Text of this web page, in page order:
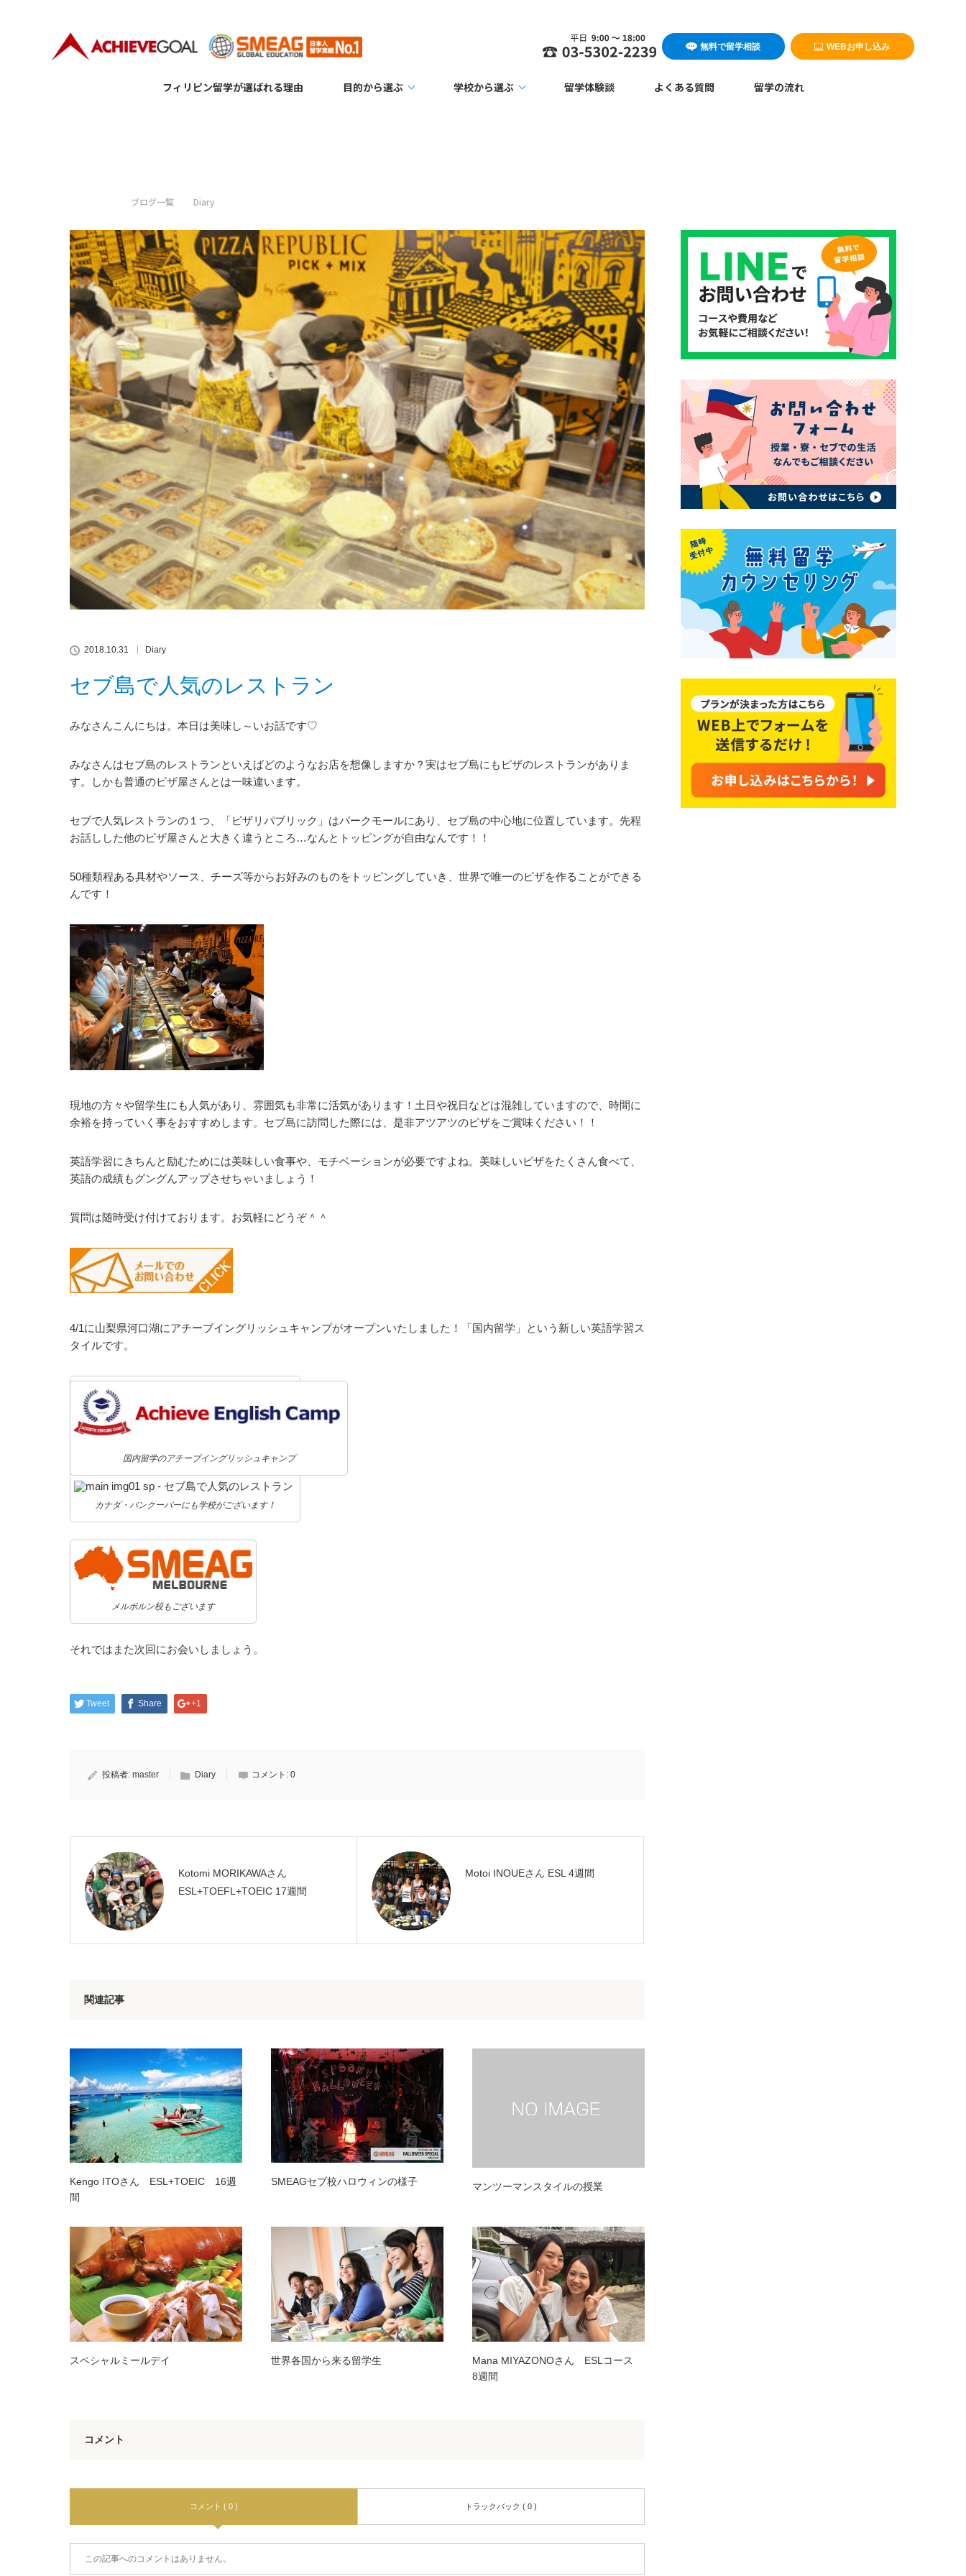
無料で留学相談 WEBお申し込み
フィリピン留学が選ばれる理由 目的から選ぶ 学校から選ぶ 留学体験談 よくある質問 留学の流れ
ブログ一覧 Diary
2018.10.31 Diary
セブ島で人気のレストラン
みなさんこんにちは。本日は美味し～いお話です♡
みなさんはセブ島のレストランといえばどのようなお店を想像しますか？実はセブ島にもピザのレストランがありま
す。しかも普通のピザ屋さんとは一味違います。
セブで人気レストランの１つ、「ピザリパブリック」はパークモールにあり、セブ島の中心地に位置しています。先程
お話しした他のピザ屋さんと大きく違うところ…なんとトッピングが自由なんです！！
50種類程ある具材やソース、チーズ等からお好みのものをトッピングしていき、世界で唯一のピザを作ることができる
んです！
現地の方々や留学生にも人気があり、雰囲気も非常に活気があります！土日や祝日などは混雑していますので、時間に
余裕を持っていく事をおすすめします。セブ島に訪問した際には、是非アツアツのピザをご賞味ください！！
英語学習にきちんと励むためには美味しい食事や、モチベーションが必要ですよね。美味しいピザをたくさん食べて、
英語の成績もグングんアップさせちゃいましょう！
質問は随時受け付けております。お気軽にどうぞ＾＾
4/1に山梨県河口湖にアチーブイングリッシュキャンプがオープンいたしました！「国内留学」という新しい英語学習ス
タイルです。
国内留学のアチーブイングリッシュキャンプ
カナダ・バンクーバーにも学校がございます！
メルボルン校もございます
それではまた次回にお会いしましょう。
Tweet Share +1
投稿者: master Diary コメント: 0
Kotomi MORIKAWAさん
ESL+TOEFL+TOEIC 17週間
Motoi INOUEさん ESL 4週間
関連記事
Kengo ITOさん ESL+TOEIC 16週
間
SMEAGセブ校ハロウィンの様子 マンツーマンスタイルの授業
スペシャルミールデイ 世界各国から来る留学生
Mana MIYAZONOさん ESLコース
8週間
コメント
コメント ( 0 ) トラックバック ( 0 )
この記事へのコメントはありません。